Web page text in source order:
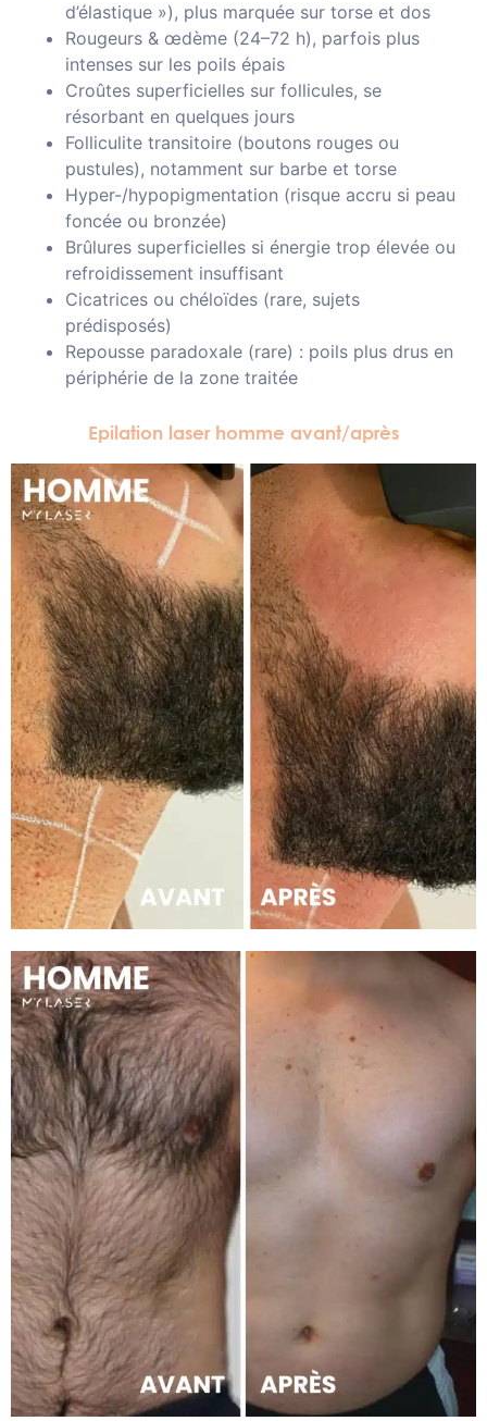
d’élastique »), plus marquée sur torse et dos
Rougeurs & œdème (24–72 h), parfois plus
intenses sur les poils épais
Croûtes superficielles sur follicules, se
résorbant en quelques jours
Folliculite transitoire (boutons rouges ou
pustules), notamment sur barbe et torse
Hyper-/hypopigmentation (risque accru si peau
foncée ou bronzée)
Brûlures superficielles si énergie trop élevée ou
refroidissement insuffisant
Cicatrices ou chéloïdes (rare, sujets
prédisposés)
Repousse paradoxale (rare) : poils plus drus en
périphérie de la zone traitée
Epilation laser homme avant/après